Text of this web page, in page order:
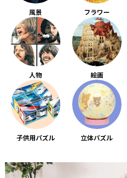
風景 フラワー
人物 絵画
子供用パズル 立体パズル